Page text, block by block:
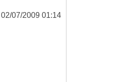
07/2009 01:14